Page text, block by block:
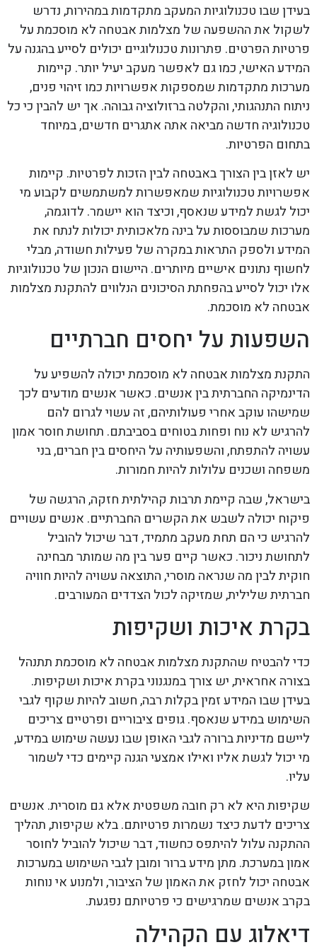
בעידן שבו טכנולוגיות המעקב מתקדמות במהירות, נדרש
לשקול את ההשפעה של מצלמות אבטחה לא מוסכמת על
פרטיות הפרטים. פתרונות טכנולוגיים יכולים לסייע בהגנה על
המידע האישי, כמו גם לאפשר מעקב יעיל יותר. קיימות
מערכות מתקדמות שמספקות אפשרויות כמו זיהוי פנים,
ניתוח התנהגותי, והקלטה ברזולוציה גבוהה. אך יש להבין כי כל
טכנולוגיה חדשה מביאה אתה אתגרים חדשים, במיוחד
בתחום הפרטיות.
יש לאזן בין הצורך באבטחה לבין הזכות לפרטיות. קיימות
אפשרויות טכנולוגיות שמאפשרות למשתמשים לקבוע מי
יכול לגשת למידע שנאסף, וכיצד הוא יישמר. לדוגמה,
מערכות שמבוססות על בינה מלאכותית יכולות לנתח את
המידע ולספק התראות במקרה של פעילות חשודה, מבלי
לחשוף נתונים אישיים מיותרים. היישום הנכון של טכנולוגיות
אלו יכול לסייע בהפחתת הסיכונים הנלווים להתקנת מצלמות
אבטחה לא מוסכמת.
השפעות על יחסים חברתיים
התקנת מצלמות אבטחה לא מוסכמת יכולה להשפיע על
הדינמיקה החברתית בין אנשים. כאשר אנשים מודעים לכך
שמישהו עוקב אחרי פעולותיהם, זה עשוי לגרום להם
להרגיש לא נוח ופחות בטוחים בסביבתם. תחושת חוסר אמון
עשויה להתפתח, והשפעותיה על היחסים בין חברים, בני
משפחה ושכנים עלולות להיות חמורות.
בישראל, שבה קיימת תרבות קהילתית חזקה, הרגשה של
פיקוח יכולה לשבש את הקשרים החברתיים. אנשים עשויים
להרגיש כי הם תחת מעקב מתמיד, דבר שיכול להוביל
לתחושת ניכור. כאשר קיים פער בין מה שמותר מבחינה
חוקית לבין מה שנראה מוסרי, התוצאה עשויה להיות חוויה
חברתית שלילית, שמזיקה לכול הצדדים המעורבים.
בקרת איכות ושקיפות
כדי להבטיח שהתקנת מצלמות אבטחה לא מוסכמת תתנהל
בצורה אחראית, יש צורך במנגנוני בקרת איכות ושקיפות.
בעידן שבו המידע זמין בקלות רבה, חשוב להיות שקוף לגבי
השימוש במידע שנאסף. גופים ציבוריים ופרטיים צריכים
ליישם מדיניות ברורה לגבי האופן שבו נעשה שימוש במידע,
מי יכול לגשת אליו ואילו אמצעי הגנה קיימים כדי לשמור
עליו.
שקיפות היא לא רק חובה משפטית אלא גם מוסרית. אנשים
צריכים לדעת כיצד נשמרות פרטיותם. בלא שקיפות, תהליך
ההתקנה עלול להיתפס כחשוד, דבר שיכול להוביל לחוסר
אמון במערכת. מתן מידע ברור ומובן לגבי השימוש במערכות
אבטחה יכול לחזק את האמון של הציבור, ולמנוע אי נוחות
בקרב אנשים שמרגישים כי פרטיותם נפגעת.
דיאלוג עם הקהילה